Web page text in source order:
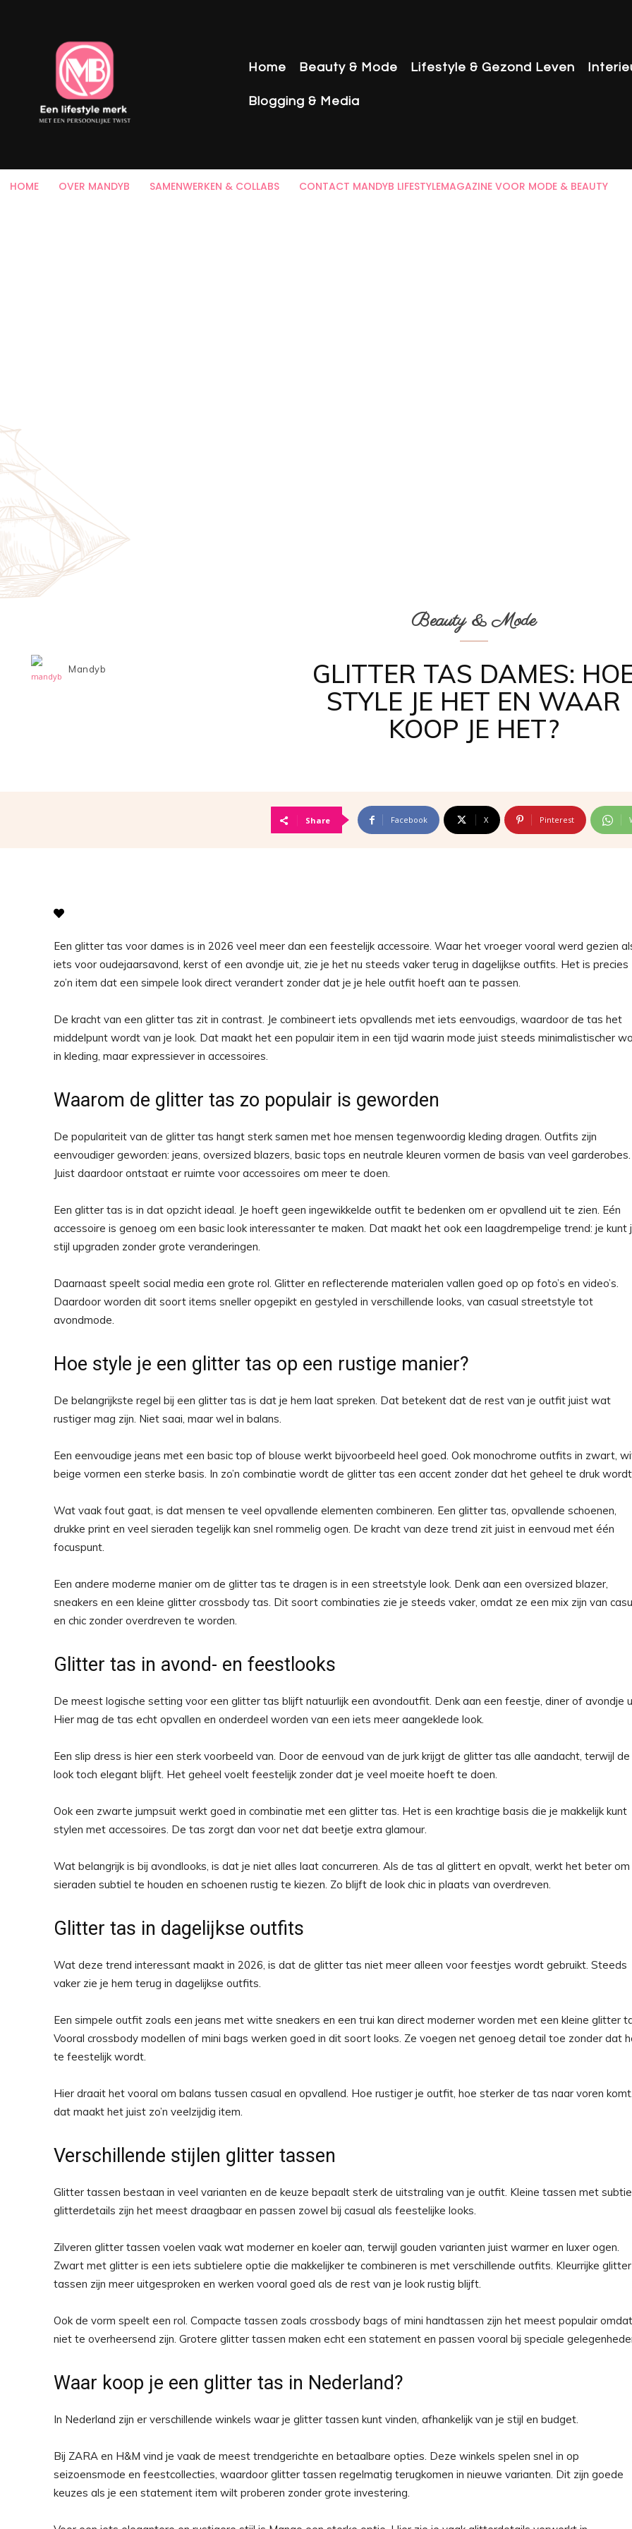
Home Beauty & Mode Lifestyle & Gezond Leven
Blogging & Media
HOME OVER MANDYB SAMENWERKEN & COLLABS CONTACT MANDYB LIFESTYLEMAGAZINE VOOR MODE & BEAUTY
Mandyb
Beauty & Mode
GLITTER TAS DAMES:
STYLE JE HET EN WAAR
KOOP JE HET?
Share Facebook X Pinterest
Een glitter tas voor dames is in 2026 veel meer dan een feestelijk accessoire. Waar het vroeger vooral werd gezien
iets voor oudejaarsavond, kerst of een avondje uit, zie je het nu steeds vaker terug in dagelijkse outfits. Het is precies
zo’n item dat een simpele look direct verandert zonder dat je je hele outfit hoeft aan te passen.
De kracht van een glitter tas zit in contrast. Je combineert iets opvallends met iets eenvoudigs, waardoor de tas het
middelpunt wordt van je look. Dat maakt het een populair item in een tijd waarin mode juist steeds minimalistischer
in kleding, maar expressiever in accessoires.
Waarom de glitter tas zo populair is geworden
De populariteit van de glitter tas hangt sterk samen met hoe mensen tegenwoordig kleding dragen. Outfits zijn
eenvoudiger geworden: jeans, oversized blazers, basic tops en neutrale kleuren vormen de basis van veel garderobes.
Juist daardoor ontstaat er ruimte voor accessoires om meer te doen.
Een glitter tas is in dat opzicht ideaal. Je hoeft geen ingewikkelde outfit te bedenken om er opvallend uit te zien. Eén
accessoire is genoeg om een basic look interessanter te maken. Dat maakt het ook een laagdrempelige trend: je kunt
stijl upgraden zonder grote veranderingen.
Daarnaast speelt social media een grote rol. Glitter en reflecterende materialen vallen goed op op foto’s en video’s.
Daardoor worden dit soort items sneller opgepikt en gestyled in verschillende looks, van casual streetstyle tot
avondmode.
Hoe style je een glitter tas op een rustige manier?
De belangrijkste regel bij een glitter tas is dat je hem laat spreken. Dat betekent dat de rest van je outfit juist wat
rustiger mag zijn. Niet saai, maar wel in balans.
Een eenvoudige jeans met een basic top of blouse werkt bijvoorbeeld heel goed. Ook monochrome outfits in zwart,
beige vormen een sterke basis. In zo’n combinatie wordt de glitter tas een accent zonder dat het geheel te druk
Wat vaak fout gaat, is dat mensen te veel opvallende elementen combineren. Een glitter tas, opvallende schoenen,
drukke print en veel sieraden tegelijk kan snel rommelig ogen. De kracht van deze trend zit juist in eenvoud met één
focuspunt.
Een andere moderne manier om de glitter tas te dragen is in een streetstyle look. Denk aan een oversized blazer,
sneakers en een kleine glitter crossbody tas. Dit soort combinaties zie je steeds vaker, omdat ze een mix zijn van
en chic zonder overdreven te worden.
Glitter tas in avond- en feestlooks
De meest logische setting voor een glitter tas blijft natuurlijk een avondoutfit. Denk aan een feestje, diner of avondje
Hier mag de tas echt opvallen en onderdeel worden van een iets meer aangeklede look.
Een slip dress is hier een sterk voorbeeld van. Door de eenvoud van de jurk krijgt de glitter tas alle aandacht, terwijl de
look toch elegant blijft. Het geheel voelt feestelijk zonder dat je veel moeite hoeft te doen.
Ook een zwarte jumpsuit werkt goed in combinatie met een glitter tas. Het is een krachtige basis die je makkelijk kunt
stylen met accessoires. De tas zorgt dan voor net dat beetje extra glamour.
Wat belangrijk is bij avondlooks, is dat je niet alles laat concurreren. Als de tas al glittert en opvalt, werkt het beter om
sieraden subtiel te houden en schoenen rustig te kiezen. Zo blijft de look chic in plaats van overdreven.
Glitter tas in dagelijkse outfits
Wat deze trend interessant maakt in 2026, is dat de glitter tas niet meer alleen voor feestjes wordt gebruikt. Steeds
vaker zie je hem terug in dagelijkse outfits.
Een simpele outfit zoals een jeans met witte sneakers en een trui kan direct moderner worden met een kleine glitter
Vooral crossbody modellen of mini bags werken goed in dit soort looks. Ze voegen net genoeg detail toe zonder dat
te feestelijk wordt.
Hier draait het vooral om balans tussen casual en opvallend. Hoe rustiger je outfit, hoe sterker de tas naar voren
dat maakt het juist zo’n veelzijdig item.
Verschillende stijlen glitter tassen
Glitter tassen bestaan in veel varianten en de keuze bepaalt sterk de uitstraling van je outfit. Kleine tassen met
glitterdetails zijn het meest draagbaar en passen zowel bij casual als feestelijke looks.
Zilveren glitter tassen voelen vaak wat moderner en koeler aan, terwijl gouden varianten juist warmer en luxer ogen.
Zwart met glitter is een iets subtielere optie die makkelijker te combineren is met verschillende outfits. Kleurrijke glitter
tassen zijn meer uitgesproken en werken vooral goed als de rest van je look rustig blijft.
Ook de vorm speelt een rol. Compacte tassen zoals crossbody bags of mini handtassen zijn het meest populair
niet te overheersend zijn. Grotere glitter tassen maken echt een statement en passen vooral bij speciale
Waar koop je een glitter tas in Nederland?
In Nederland zijn er verschillende winkels waar je glitter tassen kunt vinden, afhankelijk van je stijl en budget.
Bij ZARA en H&M vind je vaak de meest trendgerichte en betaalbare opties. Deze winkels spelen snel in op
seizoensmode en feestcollecties, waardoor glitter tassen regelmatig terugkomen in nieuwe varianten. Dit zijn goede
keuzes als je een statement item wilt proberen zonder grote investering.